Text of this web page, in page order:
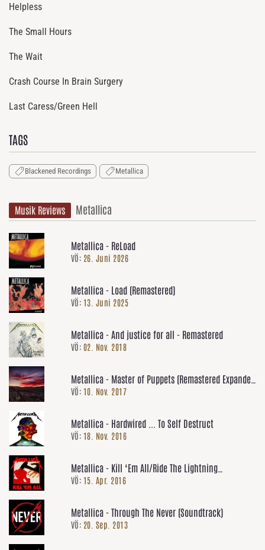
Helpless
The Small Hours
The Wait
Crash Course In Brain Surgery
Last Caress/Green Hell
TAGS
Blackened Recordings Metallica
Musik Reviews Metallica
Metallica - ReLoad
VÖ: 26. Juni 2026
Metallica - Load (Remastered)
VÖ: 13. Juni 2025
Metallica - And justice for all - Remastered
VÖ: 02. Nov. 2018
Metallica - Master of Puppets (Remastered Expanded
Version)
VÖ: 10. Nov. 2017
Metallica - Hardwired ... To Self Destruct
VÖ: 18. Nov. 2016
Metallica - Kill ‘Em All/Ride The Lightning
(Remastered 2016)
VÖ: 15. Apr. 2016
Metallica - Through The Never (Soundtrack)
VÖ: 20. Sep. 2013